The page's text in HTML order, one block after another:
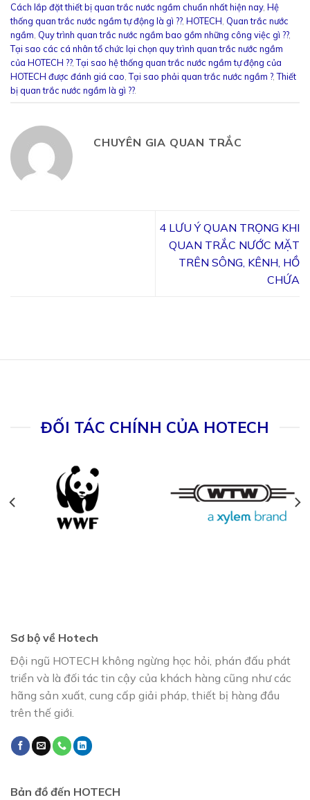
Cách lắp đặt thiết bị quan trắc nước ngầm chuẩn nhất hiện nay, Hệ
thống quan trắc nước ngầm tự động là gì ??, HOTECH Quan trắc nước
ngầm Quy trình quan trắc nước ngầm bao gồm những công việc gì ??,
Tại sao các cá nhân tổ chức lại chọn quy trình quan trắc nước ngầm
của HOTECH ??,Tại sao hệ thống quan trắc nước ngầm tự động của
HOTECH được đánh giá cao ,Tại sao phải quan trắc nước ngầm ?,Thiết
bị quan trắc nước ngầm là gì ??.
CHUYÊN GIA QUAN TRẮC
4 LƯU Ý QUAN TRỌNG KHI
QUAN TRẮC NƯỚC MẶT
TRÊN SÔNG, KÊNH, HỒ
CHỨA
ĐỐI TÁC CHÍNH CỦA HOTECH
Sơ bộ về Hotech
Đội ngũ HOTECH không ngừng học hỏi, phán đấu phát
triển và là đối tác tin cậy của khách hàng cũng như các
hãng sản xuất, cung cấp giải pháp, thiết bị hàng đầu
trên thế giới.
Bản đồ đến HOTECH